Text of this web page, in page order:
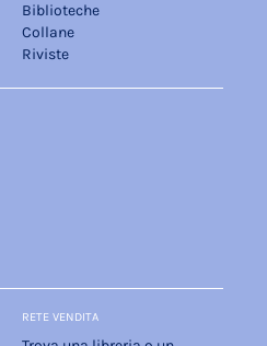
Biblioteche
Collane
Riviste
RETE VENDITA